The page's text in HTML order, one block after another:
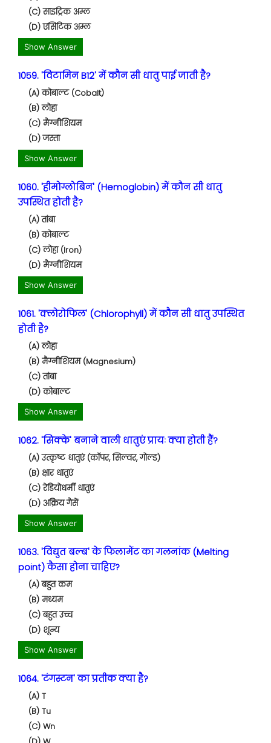
(C) साइट्रिक अम्ल
(D) एसिटिक अम्ल
Show Answer
1059. 'विटामिन B12' में कौन सी धातु पाई जाती है?
(A) कोबाल्ट (Cobalt)
(B) लोहा
(C) मैग्नीशियम
(D) जस्ता
Show Answer
1060. 'हीमोग्लोबिन' (Hemoglobin) में कौन सी धातु
उपस्थित होती है?
(A) तांबा
(B) कोबाल्ट
(C) लोहा (Iron)
(D) मैग्नीशियम
Show Answer
1061. 'क्लोरोफिल' (Chlorophyll) में कौन सी धातु उपस्थित
होती है?
(A) लोहा
(B) मैग्नीशियम (Magnesium)
(C) तांबा
(D) कोबाल्ट
Show Answer
1062. 'सिक्के' बनाने वाली धातुएं प्रायः क्या होती हैं?
(A) उत्कृष्ट धातुएं (कॉपर, सिल्वर, गोल्ड)
(B) क्षार धातुएं
(C) रेडियोधर्मी धातुएं
(D) अक्रिय गैसें
Show Answer
1063. 'विद्युत बल्ब' के फिलामेंट का गलनांक (Melting
point) कैसा होना चाहिए?
(A) बहुत कम
(B) मध्यम
(C) बहुत उच्च
(D) शून्य
Show Answer
1064. 'टंगस्टन' का प्रतीक क्या है?
(A) T
(B) Tu
(C) Wn